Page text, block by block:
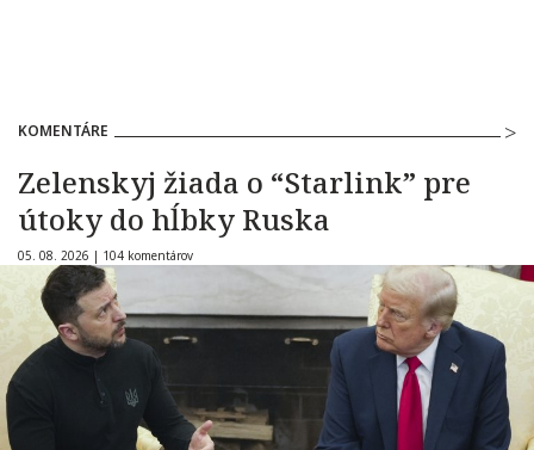
KOMENTÁRE
Zelenskyj žiada o “Starlink” pre
útoky do hĺbky Ruska
05. 08. 2026 | 104 komentárov